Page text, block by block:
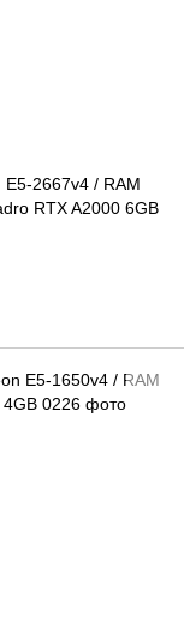
E5-2667v4 / RAM
RTX A2000 6GB